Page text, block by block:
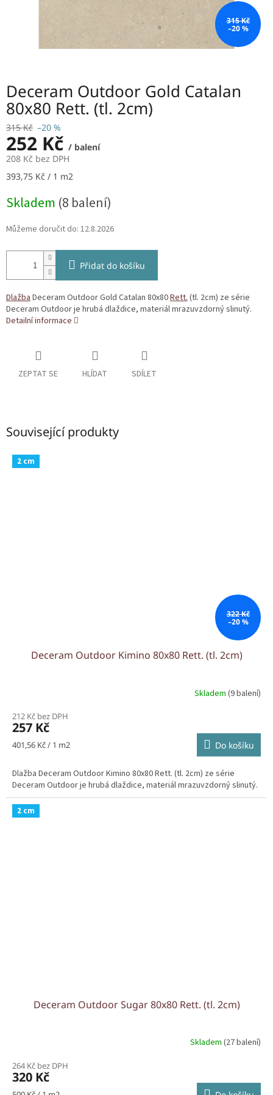
315 Kč
–20 %
Deceram Outdoor Gold Catalan
80x80 Rett. (tl. 2cm)
315 Kč –20 %
252 Kč / balení
208 Kč bez DPH
Měrná
393,75 Kč / 1 m2
Skladem (8 balení)
Můžeme doručit do: 12.8.2026
Přidat do košíku
DlažbaDeceram Outdoor Gold Catalan 80x80Rett.(tl. 2cm) ze série
Deceram Outdoor je hrubá dlaždice, materiál mrazuvzdorný slinutý.
Detailní informace
ZEPTAT SE HLÍDAT SDÍLET
Související produkty
2 cm
322 Kč
–20 %
Deceram Outdoor Kimino 80x80 Rett. (tl. 2cm)
Skladem (9 balení)
212 Kč bez DPH
257 Kč
Měrná
401,56 Kč / 1 m2 Do košíku
Dlažba Deceram Outdoor Kimino 80x80 Rett. (tl. 2cm) ze série
Deceram Outdoor je hrubá dlaždice, materiál mrazuvzdorný slinutý.
2 cm
Deceram Outdoor Sugar 80x80 Rett. (tl. 2cm)
Skladem (27 balení)
264 Kč bez DPH
320 Kč